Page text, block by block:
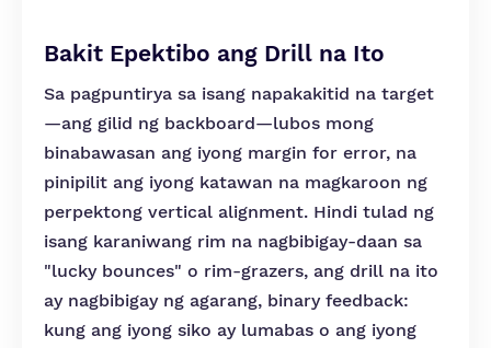
Bakit Epektibo ang Drill na Ito
Sa pagpuntirya sa isang napakakitid na target
—ang gilid ng backboard—lubos mong
binabawasan ang iyong margin for error, na
pinipilit ang iyong katawan na magkaroon ng
perpektong vertical alignment. Hindi tulad ng
isang karaniwang rim na nagbibigay-daan sa
"lucky bounces" o rim-grazers, ang drill na ito
ay nagbibigay ng agarang, binary feedback:
kung ang iyong siko ay lumabas o ang iyong